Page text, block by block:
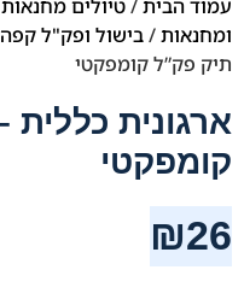
עמוד הבית/טיולים
ומחנאות/בישול ופק"ל קפה
תיק פק”ל קומפקטי
ארגונית
קומפקטי
₪26